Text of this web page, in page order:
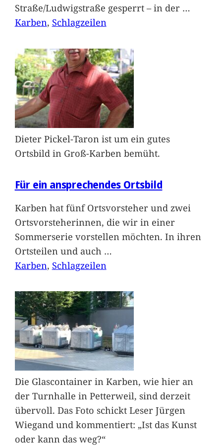
Straße/Ludwigstraße gesperrt – in der …
Karben, Schlagzeilen
Dieter Pickel-Taron ist um ein gutes
Ortsbild in Groß-Karben bemüht.
Für ein ansprechendes Ortsbild
Karben hat fünf Ortsvorsteher und zwei
Ortsvorsteherinnen, die wir in einer
Sommerserie vorstellen möchten. In ihren
Ortsteilen und auch …
Karben, Schlagzeilen
Die Glascontainer in Karben, wie hier an
der Turnhalle in Petterweil, sind derzeit
übervoll. Das Foto schickt Leser Jürgen
Wiegand und kommentiert: „Ist das Kunst
oder kann das weg?“